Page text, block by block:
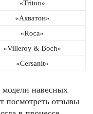
«Triton»
«Акватон»
«Roca»
«Villeroy & Boch»
«Cersanit»
навесных
посмотреть отзывы